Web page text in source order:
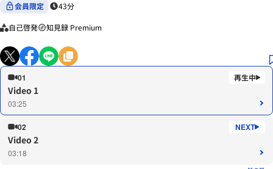
会員限定 43分
自己啓発 知見録 Premium
01
Video 1
03:25
02
Video 2
03:18